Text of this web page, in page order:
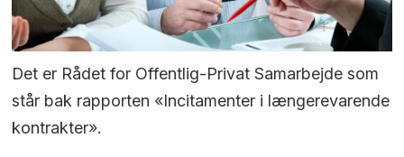
Det er Rådet for Offentlig-Privat Samarbejde som
står bak rapporten «Incitamenter i længerevarende
kontrakter».